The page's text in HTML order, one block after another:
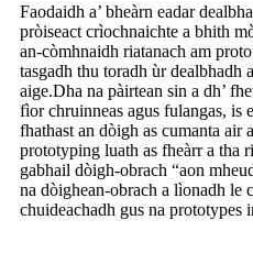
Faodaidh a’ bheàrn eadar
pròiseact crìochnaichte a bhith
an-còmhnaidh riatanach am
tasgadh thu toradh ùr dealbhadh
aige.Dha na pàirtean sin a dh’
fìor chruinneas agus fulangas, is
fhathast an dòigh as cumanta air
prototyping luath as fheàrr a tha
gabhail dòigh-obrach “aon
na dòighean-obrach a lìonadh le
chuideachadh gus na